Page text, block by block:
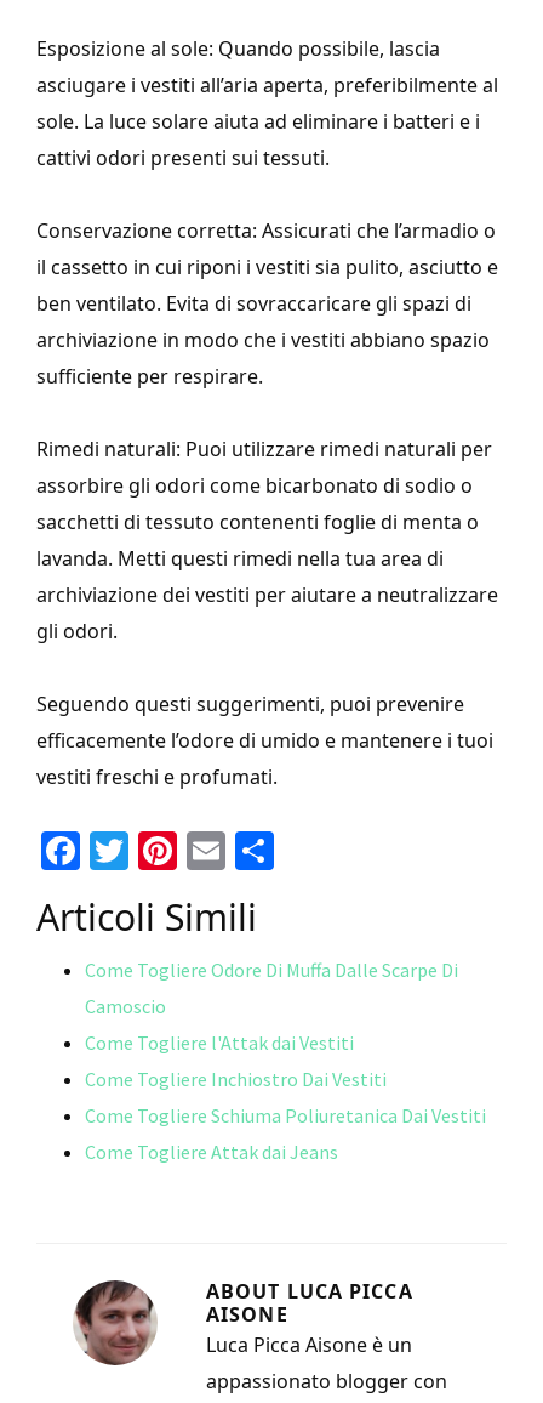
Esposizione al sole: Quando possibile, lascia
asciugare i vestiti all’aria aperta, preferibilmente al
sole. La luce solare aiuta ad eliminare i batteri e i
cattivi odori presenti sui tessuti.
Conservazione corretta: Assicurati che l’armadio o
il cassetto in cui riponi i vestiti sia pulito, asciutto e
ben ventilato. Evita di sovraccaricare gli spazi di
archiviazione in modo che i vestiti abbiano spazio
sufficiente per respirare.
Rimedi naturali: Puoi utilizzare rimedi naturali per
assorbire gli odori come bicarbonato di sodio o
sacchetti di tessuto contenenti foglie di menta o
lavanda. Metti questi rimedi nella tua area di
archiviazione dei vestiti per aiutare a neutralizzare
gli odori.
Seguendo questi suggerimenti, puoi prevenire
efficacemente l’odore di umido e mantenere i tuoi
vestiti freschi e profumati.
Fa
ce
b
o
o
k
T
wi
tt
er
Pi
nt
er
es
E
m
ai
l
di
di
Articoli Simili
Come Togliere Odore Di Muffa Dalle Scarpe Di
Camoscio
Come Togliere l'Attak dai Vestiti
Come Togliere Inchiostro Dai Vestiti
Come Togliere Schiuma Poliuretanica Dai Vestiti
Come Togliere Attak dai Jeans
ABOUT LUCA PICCA
AISONE
Luca Picca Aisone è un
appassionato blogger con